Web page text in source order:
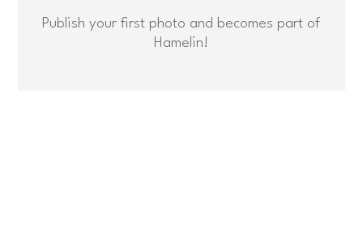
Publish your first photo and becomes part of
Hamelin!